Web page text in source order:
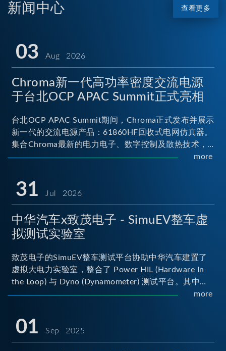
新闻中心 查看更多
03 Aug 2026
Chroma新一代高功率密度交流电源
于台北OCP APAC Summit正式亮相
台北OCP APAC Summit期间，Chroma正式发布并展示
新一代的交流电源产品：61860HF回收式电网仿真器。
集合Chroma最新的电力电子、数字控制及散热技术，
实现5U高度具备最大60kVA功率输出能力，为业界指针
more
31 Jul 2026
中华汽车x致茂电子 - SimuEV整车虚
拟测试实验室
致茂电子的SimuEV整车测试平台协助中华汽车建置了
虚拟大电力实验室，整合了 Power HIL (Hardware In
the Loop) 与 Dyno (Dynamometer) 测试平台。其中
Power HIL 建立OBC (Onboard Charger) 与 DC/DC转
马达待测物重现车辆行驶时的负载工况...
more
01 Sep 2025